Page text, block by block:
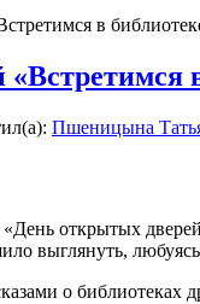
в
Пшеницына
открытых
выглянуть,
о